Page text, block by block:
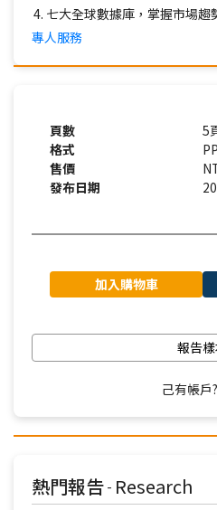
七大全球數據庫，掌握市場趨
專人服務
頁數
5
格式
售價
發布日期
加入購物車
報告
己有帳戶?
熱門報告 - Research